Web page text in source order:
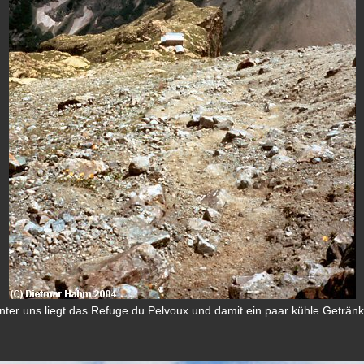
uns liegt das Refuge du Pelvoux und damit ein paar kühle